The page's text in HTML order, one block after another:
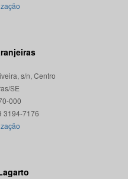
s/n, Centro
SE
000